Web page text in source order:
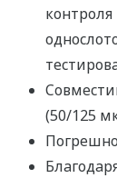
(50/125